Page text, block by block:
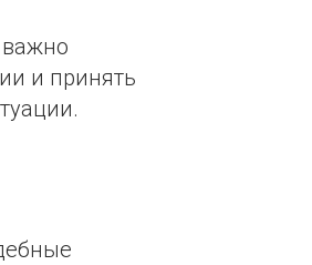
важно
и принять